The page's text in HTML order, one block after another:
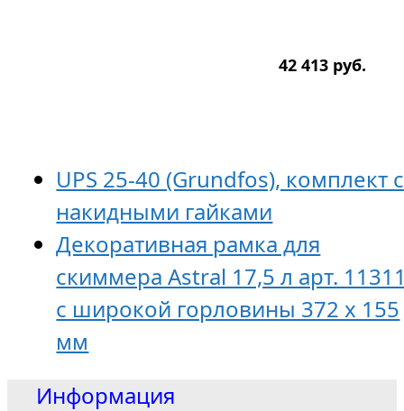
42 413 руб.
UPS 25-40 (Grundfos), комплект с
накидными гайками
Декоративная рамка для
скиммера Astral 17,5 л арт.
с широкой горловины 372 х 155
мм
Информация